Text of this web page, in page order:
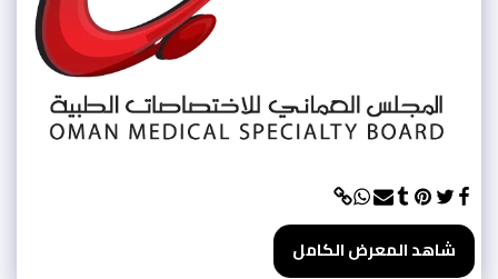
شاهد المعرض الكامل